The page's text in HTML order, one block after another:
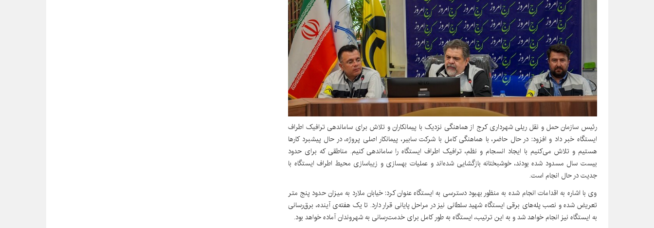
رئیس سازمان حمل و نقل ریلی شهرداری کرج از هماهنگی نزدیک با پیمانکاران و تلاش برای ساماندهی ترافیک اطراف
ایستگاه خبر داد و افزود: در حال حاضر، با هماهنگی کامل با شرکت سابیر، پیمانکار اصلی پروژه، در حال پیشبرد کارها
هستیم و تلاش می‌کنیم با ایجاد انسجام و نظم، ترافیک اطراف ایستگاه را ساماندهی کنیم. مناطقی که برای حدود
بیست سال مسدود شده بودند، خوشبختانه بازگشایی شده‌اند و عملیات بهسازی و زیباسازی محیط اطراف ایستگاه با
جدیت در حال انجام است.
وی با اشاره به اقدامات انجام شده به منظور بهبود دسترسی به ایستگاه عنوان کرد: خیابان ملارد به میزان حدود پنج متر
تعریض شده و نصب پله‌های برقی ایستگاه شهید سلطانی نیز در مراحل پایانی قرار دارد. تا یک هفته‌ی آینده، برق‌رسانی
به ایستگاه نیز انجام خواهد شد و به این ترتیب، ایستگاه به طور کامل برای خدمت‌رسانی به شهروندان آماده خواهد بود.